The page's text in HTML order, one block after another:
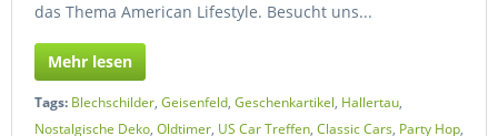
das Thema American Lifestyle. Besucht uns...
Mehr lesen
Tags: Blechschilder, Geisenfeld, Geschenkartikel, Hallertau,
Nostalgische Deko, Oldtimer, US Car Treffen, Classic Cars, Party Hop,